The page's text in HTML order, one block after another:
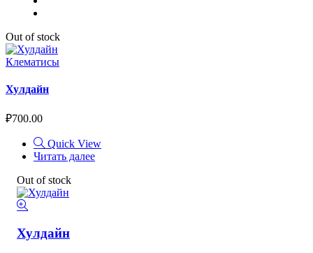
Out of stock
Клематисы
Хулдайн
₽700.00
Quick View
Читать далее
Out of stock
Хулдайн